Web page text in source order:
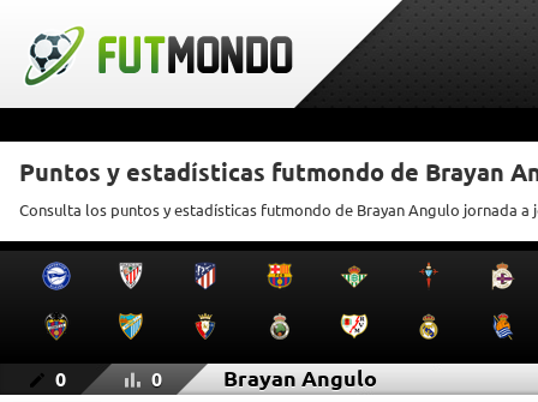
Puntos y estadísticas futmondo de Brayan
Consulta los puntos y estadísticas futmondo de Brayan Angulo jornada a
0 0 Brayan Angulo